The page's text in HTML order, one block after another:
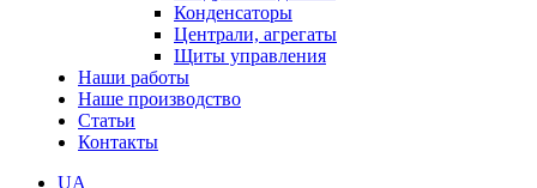
Конденсаторы
Централи, агрегаты
Щиты управления
Наши работы
Наше производство
Статьи
Контакты
UA